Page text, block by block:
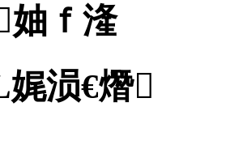
妯ｆ湰
涢€熸